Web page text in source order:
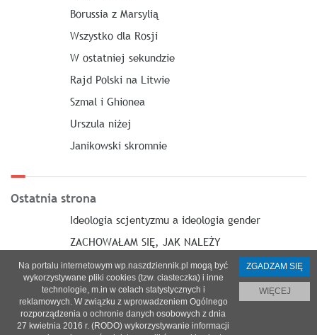
Borussia z Marsylią
Wszystko dla Rosji
W ostatniej sekundzie
Rajd Polski na Litwie
Szmal i Ghionea
Urszula niżej
Janikowski skromnie
Ostatnia strona
Ideologia scjentyzmu a ideologia gender
ZACHOWAŁAM SIĘ, JAK NALEŻY
O nas| Reklama|Prenumerata|
© 2021 Copyright by SPES sp. z o.o.
Na portalu internetowym wp.naszdziennik.pl mogą być
wykorzystywane pliki cookies (tzw. ciasteczka) i inne
technologie, m.in w celach statystycznych i
reklamowych. W związku z wprowadzeniem Ogólnego
rozporządzenia o ochronie danych osobowych z dnia
27 kwietnia 2016 r. (RODO) wykorzystywanie informacji
ZGADZAM SIĘ
WIĘCEJ